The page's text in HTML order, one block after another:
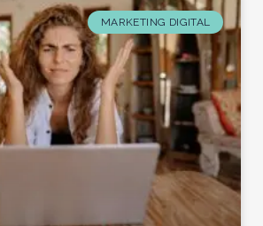
MARKETING DIGITAL